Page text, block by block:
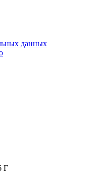
данных
Г